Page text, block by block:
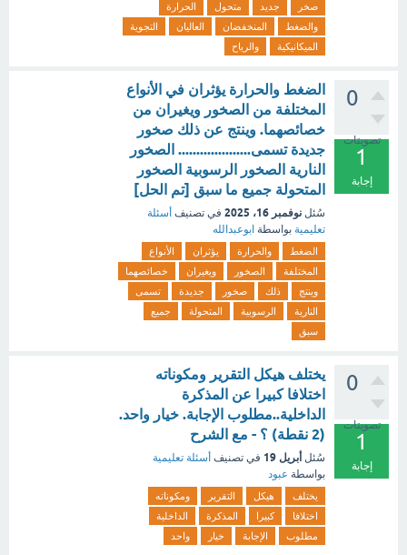
صخر
جديد متحول
الحرارة
والضغط
المنخفضان العاليان
التجوية
الميكانيكية
والرياح
0
تصويتات
1
إجابة
الضغط والحرارة يؤثران في الأنواع
المختلفة من الصخور ويغيران من
خصائصهما. وينتج عن ذلك صخور
جديدة تسمى.................... الصخور
النارية الصخور الرسوبية الصخور
المتحولة جميع ما سبق [تم الحل]
سُئل نوفمبر 16، 2025 في تصنيف أسئلة
تعليمية بواسطة ابوعبدالله
الضغط والحرارة يؤثران
الأنواع
المختلفة
الصخور ويغيران
خصائصهما
وينتج
ذلك صخور جديدة
تسمى
النارية
الرسوبية المتحولة
جميع
سبق
0
تصويتات
1
إجابة
يختلف هيكل التقرير ومكوناته
اختلافا كبيرا عن المذكرة
الداخلية..مطلوب الإجابة. خيار واحد.
(2 نقطة) ؟ - مع الشرح
سُئل أبريل 19 في تصنيف أسئلة تعليمية
بواسطة عبود
يختلف هيكل التقرير
ومكوناته
اختلافا
كبيرا المذكرة
الداخلية
مطلوب
الإجابة خيار واحد